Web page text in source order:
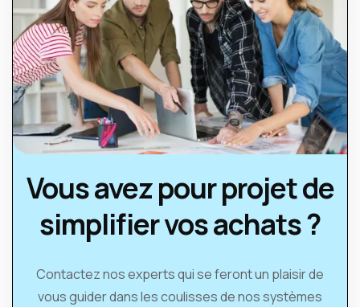
Vous avez pour projet de
simplifier vos achats ?
Contactez nos experts qui se feront un plaisir de
vous guider dans les coulisses de nos systèmes